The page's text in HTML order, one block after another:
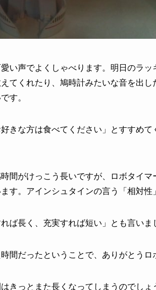
い声でよくしゃべります。明日のラ
てくれたり、鳩時計みたいな音を出
す。
きな方は食べてください」とすすめて
間がけっこう長いですが、ロボタイマ
す。アインシュタインの言う「相対性
ば長く、充実すれば短い」とも言いま
間だったということで、ありがとうロ
きっとまた長くなってしまうのでし